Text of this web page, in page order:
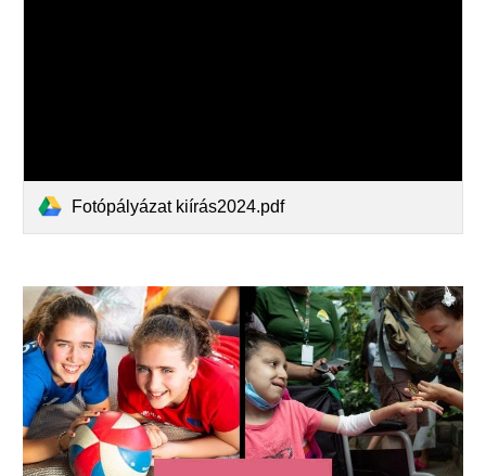
Fotópályázat kiírás2024.pdf